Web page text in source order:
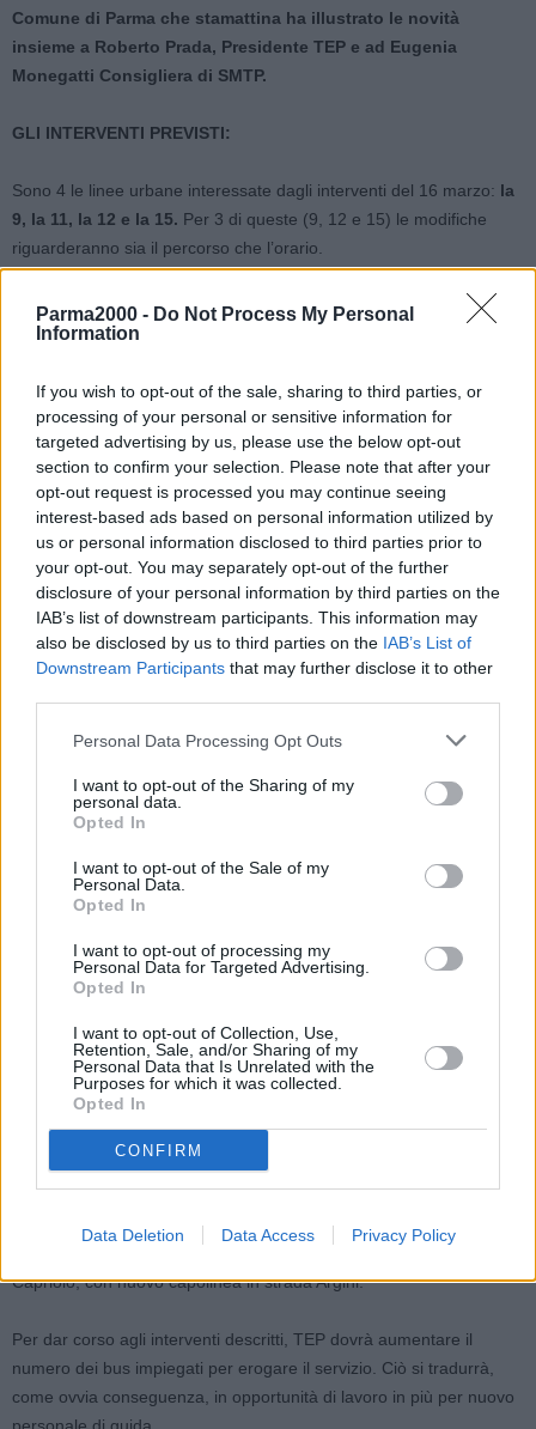
Parma2000 - Do Not Process My Personal
Information
If you wish to opt-out of the sale, sharing to third parties, or
processing of your personal or sensitive information for
targeted advertising by us, please use the below opt-out
section to confirm your selection. Please note that after your
opt-out request is processed you may continue seeing
interest-based ads based on personal information utilized by
us or personal information disclosed to third parties prior to
your opt-out. You may separately opt-out of the further
disclosure of your personal information by third parties on the
IAB’s list of downstream participants. This information may
also be disclosed by us to third parties on the IAB’s List of
Downstream Participants that may further disclose it to other
Personal Data Processing Opt Outs
I want to opt-out of the Sharing of my
personal data.
Opted In
I want to opt-out of the Sale of my
Personal Data.
Opted In
I want to opt-out of processing my
Personal Data for Targeted Advertising.
Opted In
I want to opt-out of Collection, Use,
Retention, Sale, and/or Sharing of my
Personal Data that Is Unrelated with the
Purposes for which it was collected.
Opted In
CONFIRM
Data Deletion Data Access Privacy Policy
Comune di Parma che stamattina ha illustrato le novità
insieme a Roberto Prada, Presidente TEP e ad Eugenia
Monegatti Consigliera di SMTP.
GLI INTERVENTI PREVISTI:
Sono 4 le linee urbane interessate dagli interventi del 16 marzo: la
9, la 11, la 12 e la 15. Per 3 di queste (9, 12 e 15) le modifiche
riguarderanno sia il percorso che l’orario.
Per la linea 11 il percorso non subirà variazioni, ma sullo stesso
tragitto sarà utilizzato un numero maggiore di autobus allo scopo di
passaggio saranno armonizzati.
LINEA 9:a ovest, la linea viene prolungata al quartiere artigianale
Crocetta, fino a via Bonomi e via Nitti (capolinea), ogni ora nei
giorni feriali. A est, invece, la linea prolungherà il suo percorso dopo
l’attuale capolinea di via XXIV Maggio, proseguendo fino a via
Bach, via Strauss e Marore. La navetta di Marore viene quindi
soppressa e il suo percorso incluso interamente nella linea 9.
Scopo dell’operazione è servire i nascenti poli abitativi della zona
sud est della città e la nuova Casa della Salute Lubiana San
Lazzaro che sta sorgendo in via XXIV Maggio, offrendo un
collegamento diretto col centro città che non richieda cambi di
LINEA 11:come già menzionato, la linea non subisce modifiche di
percorso, ma l’offerta di servizio viene potenziata così da rendere
LINEA 12:le corse non entreranno più nel quartiere artigianale
Dalla via Emilia Ovest, dunque, le corse proseguiranno per via
Cremonese verso Fognano e i prolungamenti a Eia e
Roncopascolo.
LINEA 15: in direzione sud, dopo la fermata presso la stazione
ferroviaria, il bus svolterà in via Bottego per percorrere via Verdi.
Inoltre, dal nuovo percorso da viale delle Rimembranze a via
Racagni, la linea proseguirà verso
via Duca Alessandro, via 7 Fratelli Cervi, via Martiri di Cefalonia (in
Capriolo, con nuovo capolinea in strada Argini.
Per dar corso agli interventi descritti, TEP dovrà aumentare il
numero dei bus impiegati per erogare il servizio. Ciò si tradurrà,
come ovvia conseguenza, in opportunità di lavoro in più per nuovo